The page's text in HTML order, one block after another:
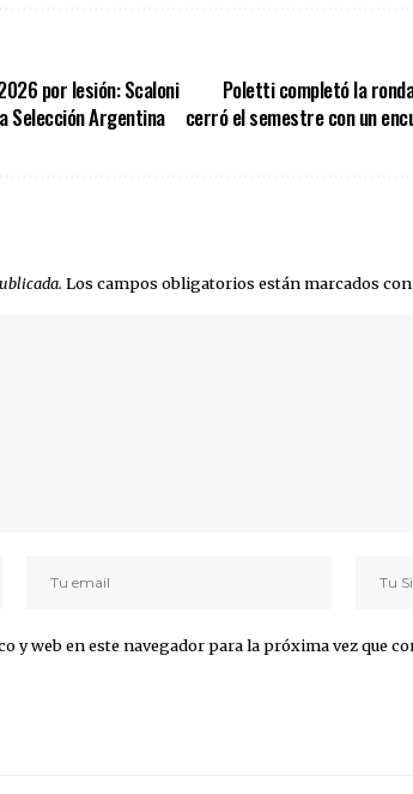
por lesión: Scaloni
Selección Argentina
Poletti completó la
cerró el semestre con un
Los campos obligatorios están marcados con
y web en este navegador para la próxima vez que